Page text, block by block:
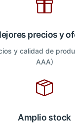
precios y
y calidad de
AAA)
Amplio stock